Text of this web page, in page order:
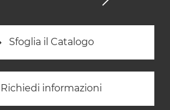
Sfoglia il Catalogo
Richiedi informazioni